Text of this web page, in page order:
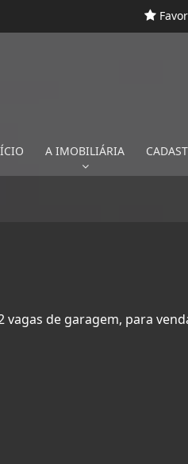
A IMOBILIÁRIA
de garagem, para